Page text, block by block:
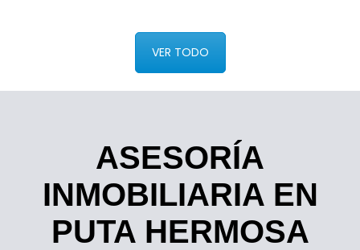
VER TODO
ASESORÍA
INMOBILIARIA EN
PUTA HERMOSA